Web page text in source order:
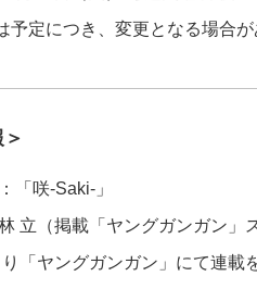
定につき、変更となる場合が
「咲-Saki-」
立（掲載「ヤングガンガン」
「ヤングガンガン」にて連載